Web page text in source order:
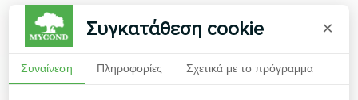
Συγκατάθεση cookie ×
Συναίνεση Πληροφορίες Σχετικά με το πρόγραμμα